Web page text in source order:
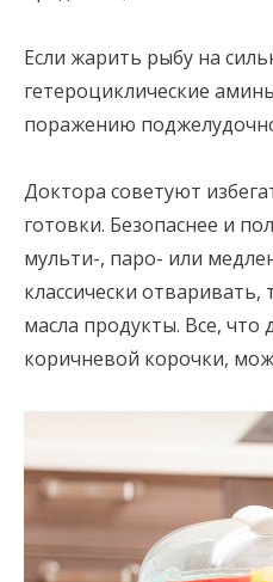
Если жарить рыбу на
гетероциклические
поражению
Доктора советуют
готовки. Безопаснее и
мульти-, паро- или
классически
масла продукты. Все, что
коричневой корочки,